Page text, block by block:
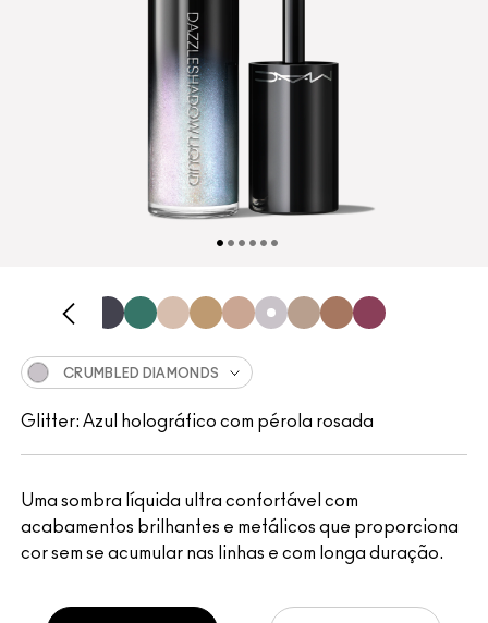
Uma sombra líquida ultra confortável com
acabamentos brilhantes e metálicos que proporciona
cor sem se acumular nas linhas e com longa duração.
CRUMBLED DIAMONDS
Glitter: Azul holográfico com pérola rosada